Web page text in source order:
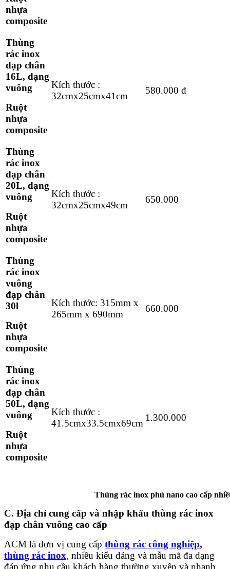
nhựa
composite
Thùng
rác inox
đạp chân
16L, dạng
vuông
Ruột
nhựa
composite
Kích thước :
32cmx25cmx41cm
580.000 đ
Thùng
rác inox
đạp chân
20L, dạng
vuông
Ruột
nhựa
composite
Kích thước :
32cmx25cmx49cm
650.000
Thùng
rác inox
vuông
đạp chân
30l
Ruột
nhựa
composite
Kích thước: 315mm x
265mm x 690mm
660.000
Thùng
rác inox
đạp chân
50L, dạng
vuông
Ruột
nhựa
composite
Kích thước :
41.5cmx33.5cmx69cm
1.300.000
Thùng rác inox phủ nano cao cấp nhiều
C. Địa chỉ cung cấp và nhập khẩu thùng rác inox
đạp chân vuông cao cấp
ACM là đơn vị cung cấp thùng rác công nghiệp,
thùng rác inox, nhiều kiểu dáng và mẫu mã đa dạng
đáp ứng nhu cầu khách hàng thường xuyên và nhanh